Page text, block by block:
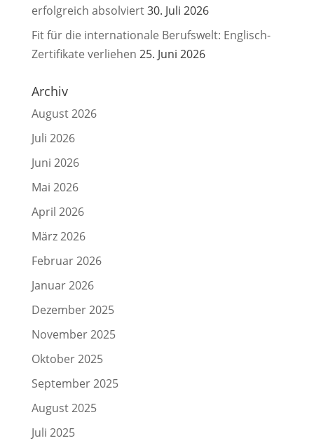
erfolgreich absolviert30. Juli 2026
Fit für die internationale Berufswelt: Englisch-
Zertifikate verliehen 25. Juni 2026
Archiv
August 2026
Juli 2026
Juni 2026
Mai 2026
April 2026
März 2026
Februar 2026
Januar 2026
Dezember 2025
November 2025
Oktober 2025
September 2025
August 2025
Juli 2025